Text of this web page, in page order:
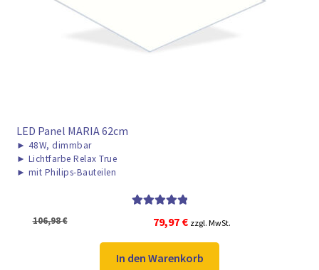
► ZAHLARTEN
► VERSANDARTEN
LED Panel MARIA 62cm
► 48W, dimmbar
► Lichtfarbe Relax True
► mit Philips-Bauteilen
von 5
106,98€
Ursprünglicher
Preis
war:
79,97 €Aktueller
Preis
ist:
zzgl. MwSt.
In den Warenkorb